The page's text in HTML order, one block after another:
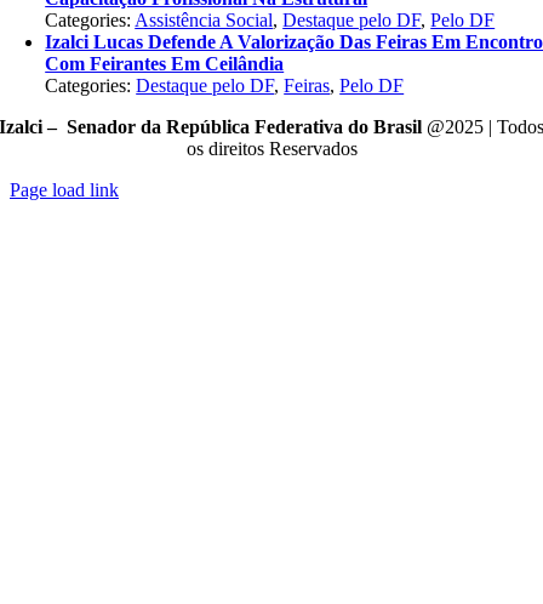
Categories: Assistência Social,Destaque pelo DF,Pelo DF
Izalci Lucas Defende A Valorização Das Feiras Em Encontro
Com Feirantes Em Ceilândia
Categories:Destaque pelo DF,Feiras,Pelo DF
Izalci – Senador da República Federativa do Brasil @2025 | Todos
os direitos Reservados
Page load link